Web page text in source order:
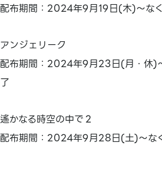
配布期間：2024年9月19日(木)～な
アンジェリーク
配布期間：2024年9月23日(月・休)
了
遙かなる時空の中で２
配布期間：2024年9月28日(土)～な